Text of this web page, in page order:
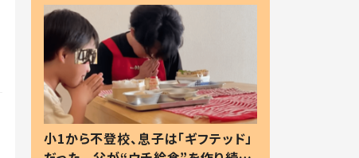
小1から不登校、息子は「ギフテッド」